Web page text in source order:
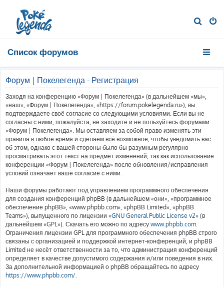
к
Список форумов
Форум | Покелегенда - Регистрация
Заходя на конференцию «Форум | Покелегенда» (в дальнейшем «мы»,
«наш», «Форум | Покелегенда», «https://forum.pokelegenda.ru»), вы
подтверждаете своё согласие со следующими условиями. Если вы не
согласны с ними, пожалуйста, не заходите и не пользуйтесь форумами
«Форум | Покелегенда». Мы оставляем за собой право изменять эти
правила в любое время и сделаем всё возможное, чтобы уведомить вас
об этом, однако с вашей стороны было бы разумным регулярно
просматривать этот текст на предмет изменений, так как использование
конференции «Форум | Покелегенда» после обновления/исправления
условий означает ваше согласие с ними.
Наши форумы работают под управлением программного обеспечения
для создания конференций phpBB (в дальнейшем «они», «программное
обеспечение phpBB», «www.phpbb.com», «phpBB Limited», «phpBB
Teams»), выпущенного по лицензии «GNU General Public License v2» (в
дальнейшем «GPL»). Скачать его можно по адресу www.phpbb.com.
Ограничения лицензии GPL для программного обеспечения phpBB строго
связаны с организацией и поддержкой интернет-конференций, и phpBB
Limited не несёт ответственности за то, что администрация конференций
определяет в качестве допустимого содержания и/или поведения в них.
За дополнительной информацией о phpBB обращайтесь по адресу
https://www.phpbb.com/.